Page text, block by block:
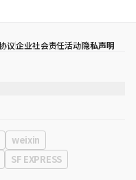
议企业社会责任活动隐私声明
楼 （三成洞， coex)
weixin
SF EXPRESS